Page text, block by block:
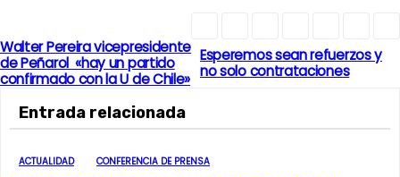
N
a
v
Esperemos sean refuerzos y
no solo contrataciones
Walter Pereira vicepresidente
de Peñarol «hay un partido
confirmado con la U de Chile»
Entrada relacionada
ACTUALIDAD CONFERENCIA DE PRENSA